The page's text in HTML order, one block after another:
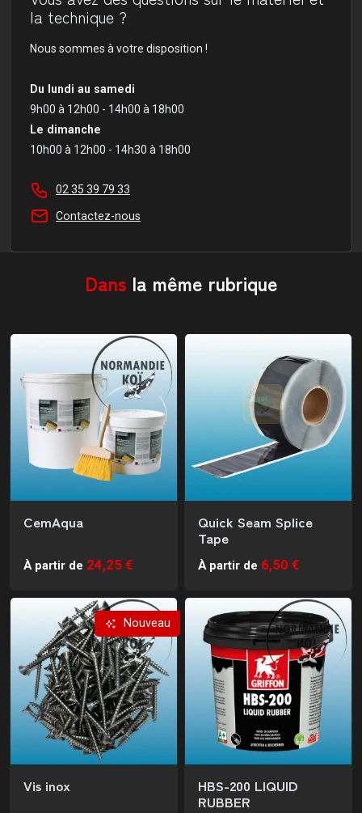
la technique ?
Nous sommes à votre disposition !
Du lundi au samedi
9h00 à 12h00 - 14h00 à 18h00
Le dimanche
10h00 à 12h00 - 14h30 à 18h00
02 35 39 79 33
Contactez-nous
Dans la même rubrique
CemAqua
À partir de 24,25 €
Quick Seam Splice
Tape
À partir de 6,50 €
Nouveau
Vis inox
HBS-200 LIQUID
RUBBER